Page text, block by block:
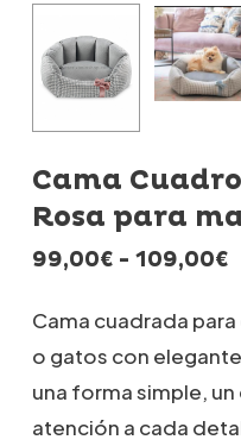
Cama
Rosa para
99,00€ - 109,00€
Cama cuadrada
o gatos con
una forma simple,
atención a cada